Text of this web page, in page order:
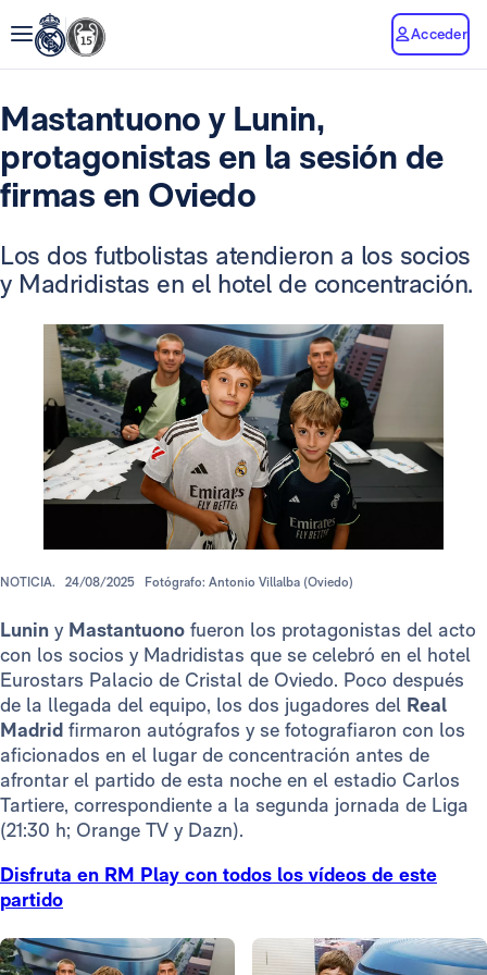
Acceder
Mastantuono y Lunin,
protagonistas en la sesión de
firmas en Oviedo
Los dos futbolistas atendieron a los socios
y Madridistas en el hotel de concentración.
NOTICIA. 24/08/2025 Fotógrafo: Antonio Villalba (Oviedo)
Lunin y Mastantuono fueron los protagonistas del acto
con los socios y Madridistas que se celebró en el hotel
Eurostars Palacio de Cristal de Oviedo. Poco después
de la llegada del equipo, los dos jugadores del Real
Madrid firmaron autógrafos y se fotografiaron con los
aficionados en el lugar de concentración antes de
afrontar el partido de esta noche en el estadio Carlos
Tartiere, correspondiente a la segunda jornada de Liga
(21:30 h; Orange TV y Dazn).
Disfruta en RM Play con todos los vídeos de este
partido